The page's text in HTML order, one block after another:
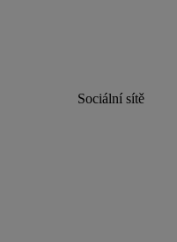
Sociální sítě